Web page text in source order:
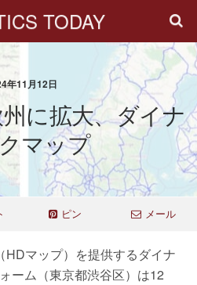
TODAY
年11月12日
に拡大、ダイナ
マップ
ピン メール
マップ）を提供するダイナ
ーム（東京都渋谷区）は12